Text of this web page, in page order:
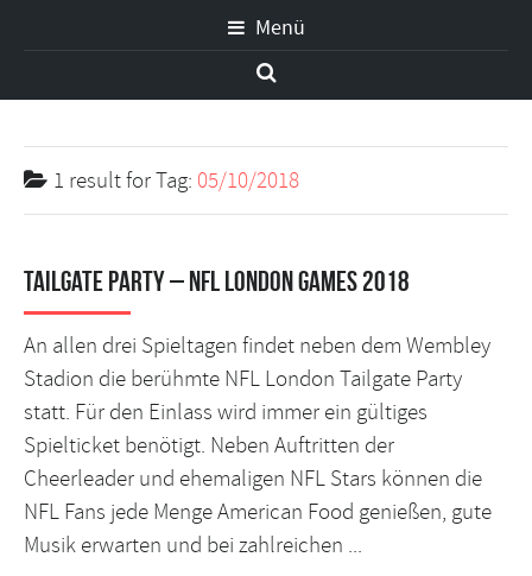
Menü
1 result forTag: 05/10/2018
Tailgate Party – NFL London Games 2018
An allen drei Spieltagen findet neben dem Wembley
Stadion die berühmte NFL London Tailgate Party
statt. Für den Einlass wird immer ein gültiges
Spielticket benötigt. Neben Auftritten der
Cheerleader und ehemaligen NFL Stars können die
NFL Fans jede Menge American Food genießen, gute
Musik erwarten und bei zahlreichen ...